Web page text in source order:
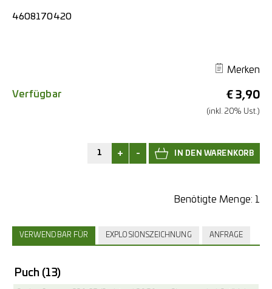
4608170420
Merken
€ 3,90
(inkl. 20% Ust.)
Verfügbar
+ -
Benötigte Menge: 1
VERWENDBAR FÜR EXPLOSIONSZEICHNUNG ANFRAGE
Puch (13)